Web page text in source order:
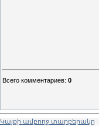
Всего комментариев: 0
Կայքի ամբողջ տարբերակը